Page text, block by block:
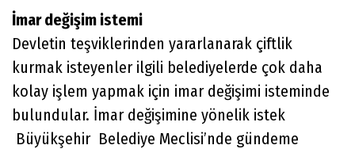
İmar değişim istemi
Devletin teşviklerinden yararlanarak çiftlik
kurmak isteyenler ilgili belediyelerde çok daha
kolay işlem yapmak için imar değişimi isteminde
bulundular. İmar değişimine yönelik istek
Büyükşehir Belediye Meclisi’nde gündeme